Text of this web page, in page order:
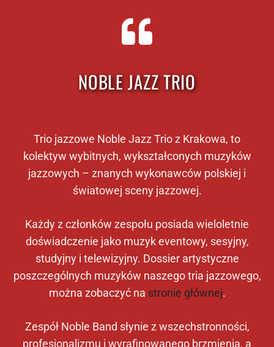
NOBLE JAZZ TRIO
Trio jazzowe Noble Jazz Trio z Krakowa, to
kolektyw wybitnych, wykształconych muzyków
jazzowych – znanych wykonawców polskiej i
światowej sceny jazzowej.
Każdy z członków zespołu posiada wieloletnie
doświadczenie jako muzyk eventowy, sesyjny,
studyjny i telewizyjny. Dossier artystyczne
poszczególnych muzyków naszego tria jazzowego,
można zobaczyć na stronie głównej.
Zespół Noble Band słynie z wszechstronności,
profesjonalizmu i wyrafinowanego brzmienia, a